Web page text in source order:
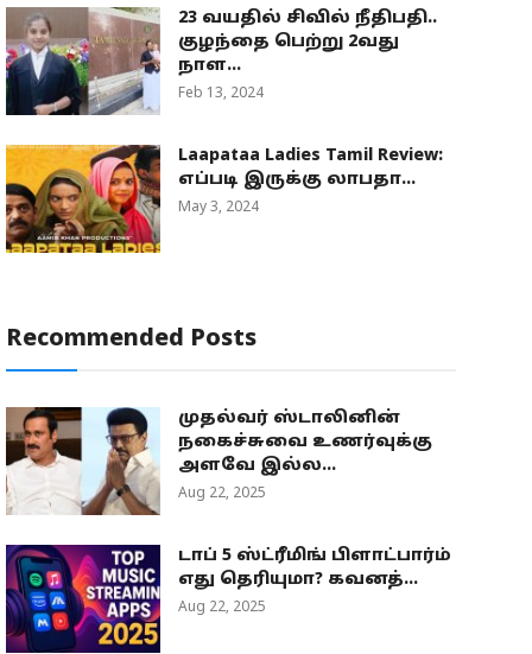
23 வயதில் சிவில் நீதிபதி..
குழந்தை பெற்று 2வது
நாள...
Feb 13, 2024
Laapataa Ladies Tamil Review:
எப்படி இருக்கு லாபதா...
May 3, 2024
Recommended Posts
முதல்வர் ஸ்டாலினின்
நகைச்சுவை உணர்வுக்கு
அளவே இல்ல...
Aug 22, 2025
டாப் 5 ஸ்ட்ரீமிங் பிளாட்பார்ம்
எது தெரியுமா? கவனத்...
Aug 22, 2025